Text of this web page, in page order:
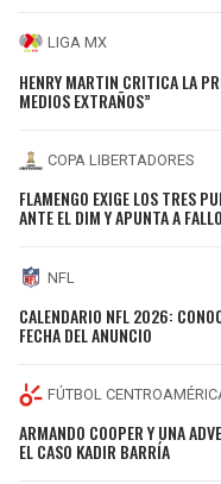
LIGA MX
HENRY MARTIN CRITICA LA
MEDIOS EXTRAÑOS”
COPA LIBERTADORES
FLAMENGO EXIGE LOS TRES
ANTE EL DIM Y APUNTA A
NFL
CALENDARIO NFL 2026:
FECHA DEL ANUNCIO
FÚTBOL
ARMANDO COOPER Y UNA
EL CASO KADIR BARRÍA